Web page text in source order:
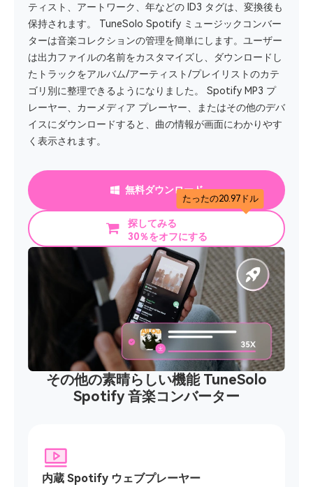
ティスト、アートワーク、年などの ID3 タグは、変換後も
保持されます。 TuneSolo Spotify ミュージックコンバー
ターは音楽コレクションの管理を簡単にします。ユーザー
は出力ファイルの名前をカスタマイズし、ダウンロードし
たトラックをアルバム/アーティスト/プレイリストのカテ
ゴリ別に整理できるようになりました。 Spotify MP3 プ
レーヤー、カーメディア プレーヤー、またはその他のデバ
イスにダウンロードすると、曲の情報が画面にわかりやす
く表示されます。
無料ダウンロード
探してみる
30％をオフにする
たったの20.97ドル
その他の素晴らしい機能 TuneSolo
Spotify 音楽コンバーター
内蔵 Spotify ウェブプレーヤー